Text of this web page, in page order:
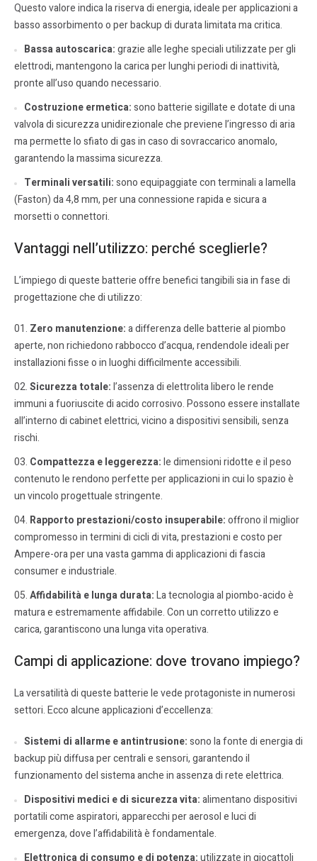
Questo valore indica la riserva di energia, ideale per applicazioni a
basso assorbimento o per backup di durata limitata ma critica.
Bassa autoscarica:grazie alle leghe speciali utilizzate per gli
elettrodi, mantengono la carica per lunghi periodi di inattività,
pronte all’uso quando necessario.
Costruzione ermetica:sono batterie sigillate e dotate di una
valvola di sicurezza unidirezionale che previene l’ingresso di aria
ma permette lo sfiato di gas in caso di sovraccarico anomalo,
garantendo la massima sicurezza.
Terminali versatili:sono equipaggiate con terminali a lamella
(Faston) da 4,8 mm, per una connessione rapida e sicura a
morsetti o connettori.
Vantaggi nell’utilizzo: perché sceglierle?
L’impiego di queste batterie offre benefici tangibili sia in fase di
progettazione che di utilizzo:
Zero manutenzione:a differenza delle batterie al piombo
aperte, non richiedono rabbocco d’acqua, rendendole ideali per
installazioni fisse o in luoghi difficilmente accessibili.
Sicurezza totale:l’assenza di elettrolita libero le rende
immuni a fuoriuscite di acido corrosivo. Possono essere installate
all’interno di cabinet elettrici, vicino a dispositivi sensibili, senza
rischi.
Compattezza e leggerezza:le dimensioni ridotte e il peso
contenuto le rendono perfette per applicazioni in cui lo spazio è
un vincolo progettuale stringente.
Rapporto prestazioni/costo insuperabile:offrono il miglior
compromesso in termini di cicli di vita, prestazioni e costo per
Ampere-ora per una vasta gamma di applicazioni di fascia
consumer e industriale.
Affidabilità e lunga durata:La tecnologia al piombo-acido è
matura e estremamente affidabile. Con un corretto utilizzo e
carica, garantiscono una lunga vita operativa.
Campi di applicazione: dove trovano impiego?
La versatilità di queste batterie le vede protagoniste in numerosi
settori. Ecco alcune applicazioni d’eccellenza:
Sistemi di allarme e antintrusione:sono la fonte di energia di
backup più diffusa per centrali e sensori, garantendo il
funzionamento del sistema anche in assenza di rete elettrica.
Dispositivi medici e di sicurezza vita:alimentano dispositivi
portatili come aspiratori, apparecchi per aerosol e luci di
emergenza, dove l’affidabilità è fondamentale.